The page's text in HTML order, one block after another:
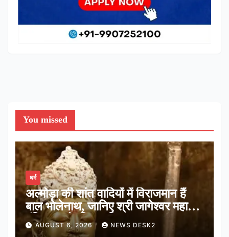
You missed
धर्म
अल्मोड़ा की शांत वादियों में विराजमान हैं
बाल भोलेनाथ, जानिए श्री जागेश्वर महादेव
मंदिर का पौराणिक इतिहास
AUGUST 6, 2026 NEWS DESK2